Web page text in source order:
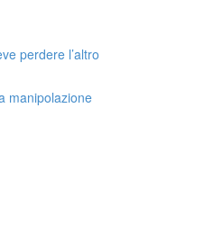
perdere l’altro
manipolazione